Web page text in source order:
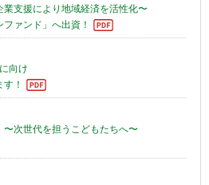
支援により地域経済を活性化〜
ファンド」へ出資！
向け
！
次世代を担うこどもたちへ〜